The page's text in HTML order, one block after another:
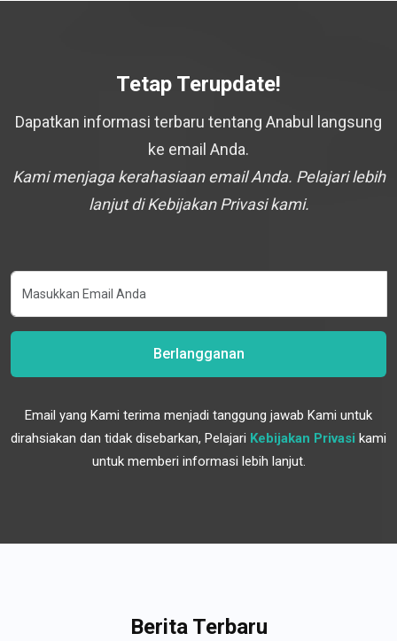
Tetap Terupdate!
Dapatkan informasi terbaru tentang Anabul langsung
ke email Anda.
Kami menjaga kerahasiaan email Anda. Pelajari lebih
lanjut di Kebijakan Privasi kami.
Berlangganan
Email yang Kami terima menjadi tanggung jawab Kami untuk
dirahsiakan dan tidak disebarkan, Pelajari Kebijakan Privasi kami
untuk memberi informasi lebih lanjut.
Berita Terbaru